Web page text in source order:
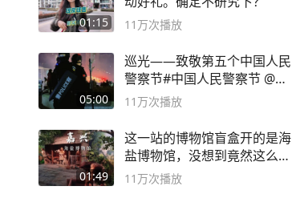
01:15 11万次播放
05:00
巡光——致敬第五个中国人民
警察节#中国人民警察节 @抖
音小助手
11万次播放
01:49
这一站的博物馆盲盒开的是海
盐博物馆，没想到竟然这么好
逛！
11万次播放